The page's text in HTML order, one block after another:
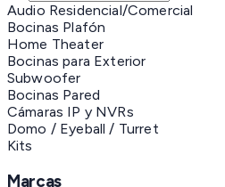
Audio Residencial/Comercial
Bocinas Plafón
Home Theater
Bocinas para Exterior
Subwoofer
Bocinas Pared
Cámaras IP y NVRs
Domo / Eyeball / Turret
Kits
Marcas